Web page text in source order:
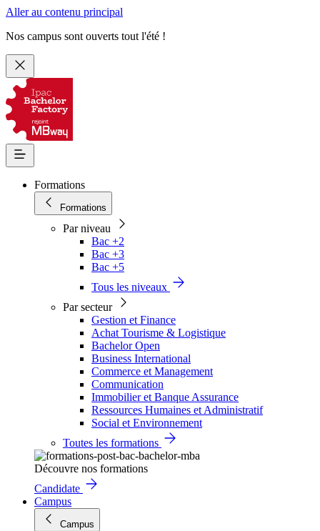
Aller au contenu principal
Nos campus sont ouverts tout l'été !
Formations
Formations
Par niveau
Bac +2
Bac +3
Bac +5
Tous les niveaux
Par secteur
Gestion et Finance
Achat Tourisme & Logistique
Bachelor Open
Business International
Commerce et Management
Communication
Immobilier et Banque Assurance
Ressources Humaines et Administratif
Social et Environnement
Toutes les formations
Découvre nos formations
Candidate
Campus
Campus